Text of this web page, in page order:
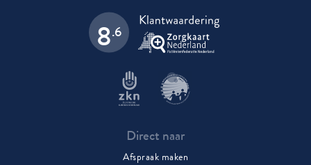
8.6
Direct naar
Afspraak maken